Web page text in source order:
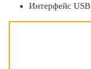
Интерфейс